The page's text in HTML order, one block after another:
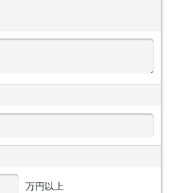
万円以上